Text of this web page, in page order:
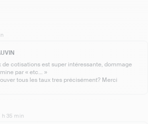
de cotisations est super intéressante, dommage
par « etc… »
tous les taux tres précisément? Merci
h 35 min